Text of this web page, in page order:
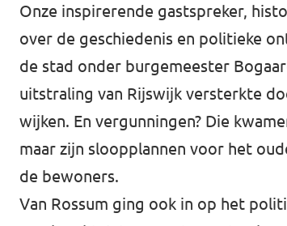
Onze inspirerende gastspreker,
over de geschiedenis en politieke
de stad onder burgemeester
uitstraling van Rijswijk versterkte
wijken. En vergunningen? Die
maar zijn sloopplannen voor het
de bewoners.
Van Rossum ging ook in op het